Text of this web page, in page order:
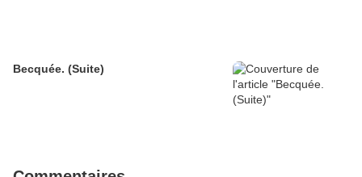
Becquée. (Suite)